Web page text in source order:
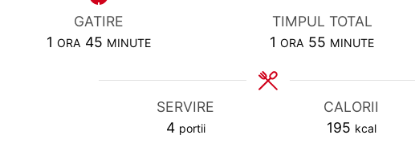
GATIRE
1 HOUR
ORA 45MINUTES
MINUTE
TIMPUL TOTAL
1 HOUR
ORA 55 MINUTES
MINUTE
SERVIRE
4 portii
CALORII
195 kcal